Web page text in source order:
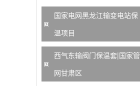
国家电网黑龙江输变电站保
温项目
西气东输阀门保温套|国家管
网甘肃区